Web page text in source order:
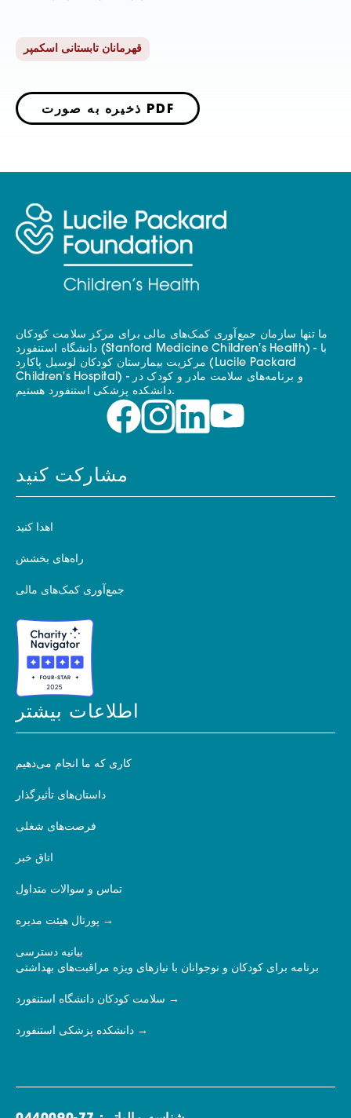
قهرمانان تابستانی اسکمپر
ذخیره به صورت PDF
ما تنها سازمان جمع‌آوری کمک‌های مالی برای مرکز سلامت کودکان
دانشگاه استنفورد (Stanford Medicine Children's Health) - با
مرکزیت بیمارستان کودکان لوسیل پاکارد (Lucile Packard
Children's Hospital) - و برنامه‌های سلامت مادر و کودک در
دانشکده پزشکی استنفورد هستیم.
مشارکت کنید
اهدا کنید
راه‌های بخشش
جمع‌آوری کمک‌های مالی
اطلاعات بیشتر
کاری که ما انجام می‌دهیم
داستان‌های تأثیرگذار
فرصت‌های شغلی
اتاق خبر
تماس و سوالات متداول
پورتال هیئت مدیره
بیانیه دسترسی
برنامه برای کودکان و نوجوانان با نیازهای ویژه مراقبت‌های بهداشتی
سلامت کودکان دانشگاه استنفورد
دانشکده پزشکی استنفورد